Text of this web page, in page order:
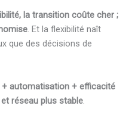
la transition coûte cher ;
. Et la flexibilité naît
que des décisions de
automatisation + efficacité
réseau plus stable